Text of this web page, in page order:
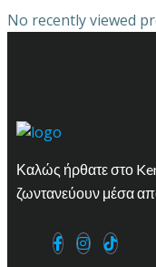
No recently viewed
Καλώς ήρθατε στο
ζωντανεύουν μέσα